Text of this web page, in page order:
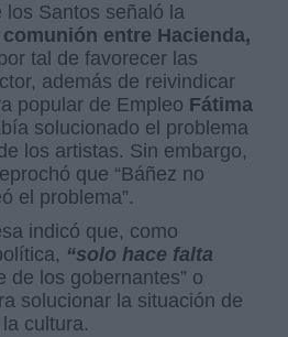
los Santos señaló la
comunión entre Hacienda,
tal de favorecer las
además de reivindicar
popular de Empleo Fátima
solucionado el problema
los artistas. Sin embargo,
que “Báñez no
el problema”.
indicó que, como
“solo hace falta
de los gobernantes” o
solucionar la situación de
cultura.